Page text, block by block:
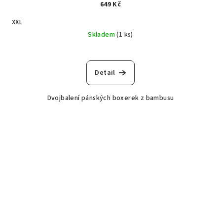
649 Kč
XXL
Skladem(1 ks)
Detail
Dvojbalení pánských boxerek z bambusu